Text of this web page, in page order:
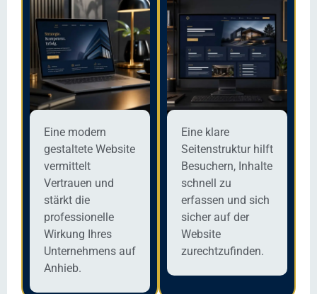
Eine modern
gestaltete Website
vermittelt
Vertrauen und
stärkt die
professionelle
Wirkung Ihres
Unternehmens auf
Anhieb.
Eine klare
Seitenstruktur hilft
Besuchern, Inhalte
schnell zu
erfassen und sich
sicher auf der
Website
zurechtzufinden.